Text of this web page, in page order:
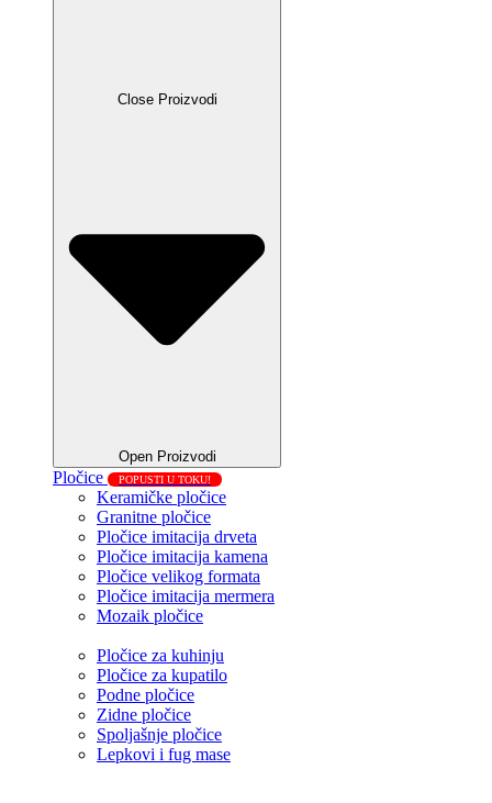
Close Proizvodi
Open Proizvodi
Pločice POPUSTI U TOKU!
Keramičke pločice
Granitne pločice
Pločice imitacija drveta
Pločice imitacija kamena
Pločice velikog formata
Pločice imitacija mermera
Mozaik pločice
Pločice za kuhinju
Pločice za kupatilo
Podne pločice
Zidne pločice
Spoljašnje pločice
Lepkovi i fug mase